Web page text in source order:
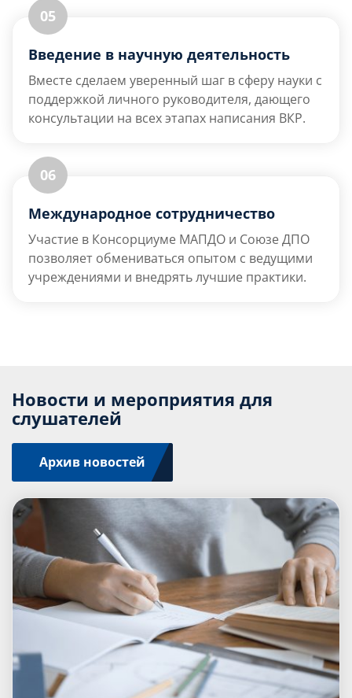
05
Введение в научную деятельность
Вместе сделаем уверенный шаг в сферу науки с
поддержкой личного руководителя, дающего
консультации на всех этапах написания ВКР.
06
Международное сотрудничество
Участие в Консорциуме МАПДО и Союзе ДПО
позволяет обмениваться опытом с ведущими
учреждениями и внедрять лучшие практики.
Новости и мероприятия для
слушателей
Архив новостей